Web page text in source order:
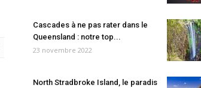
Cascades à ne pas rater dans le
Queensland : notre top...
23 novembre 2022
North Stradbroke Island, le paradis